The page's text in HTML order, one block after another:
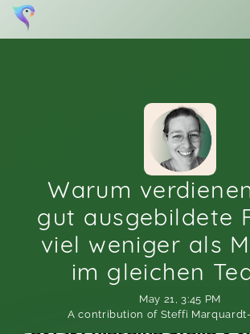
Warum
gut ausgebildete
viel weniger als
im gleichen
May 21,3:45 PM
A contribution of Steffi